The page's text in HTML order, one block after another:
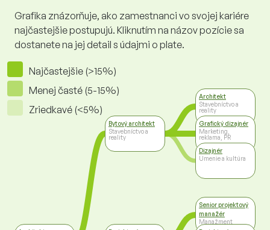
Grafika znázorňuje, ako zamestnanci vo svojej kariére
najčastejšie postupujú. Kliknutím na názov pozície sa
dostanete na jej detail s údajmi o plate.
Najčastejšie (>15%)
Menej časté (5-15%)
Zriedkavé (<5%)
Bytový architekt
Stavebníctvo a
reality
Architekt
Stavebníctvo a
reality
Grafický dizajnér
Marketing,
reklama, PR
Dizajnér
Umenie a kultúra
Senior projektový
manažér
Manažment